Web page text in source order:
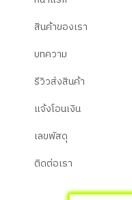
สินค้าของเรา
บทความ
รีวิวส่งสินค้า
แจ้งโอนเงิน
เลขพัสดุ
ติดต่อเรา